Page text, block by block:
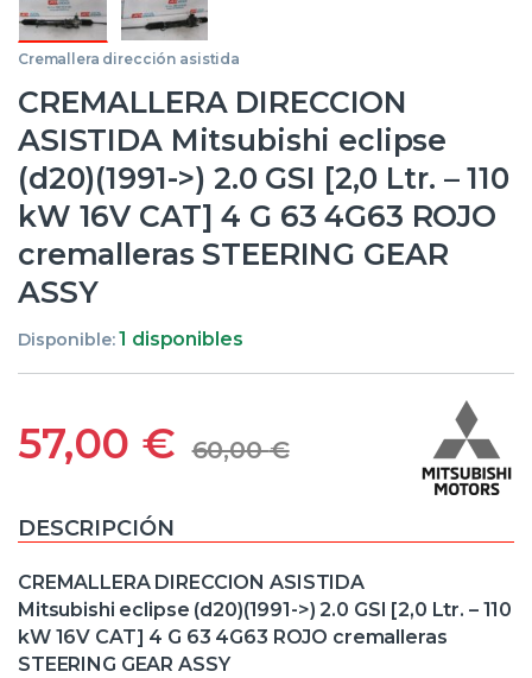
Cremallera dirección asistida
CREMALLERA DIRECCION
ASISTIDA Mitsubishi eclipse
(d20)(1991->) 2.0 GSI [2,0 Ltr. – 110
kW 16V CAT] 4 G 63 4G63 ROJO
cremalleras STEERING GEAR
ASSY
Disponible:1 disponibles
57,00 € 60,00€
DESCRIPCIÓN
CREMALLERA DIRECCION ASISTIDA
Mitsubishi eclipse (d20)(1991->) 2.0 GSI [2,0 Ltr. – 110
kW 16V CAT] 4 G 63 4G63 ROJO cremalleras
STEERING GEAR ASSY